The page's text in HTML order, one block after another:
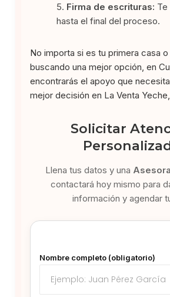
Firma de escrituras:
hasta el final del proceso.
No importa si es tu primera casa
buscando una mejor opción, en
encontrarás el apoyo que
mejor decisión en La Venta
Solicitar
Llena tus datos y una
contactará hoy mismo para
información y agendar
Nombre completo (obligatorio)